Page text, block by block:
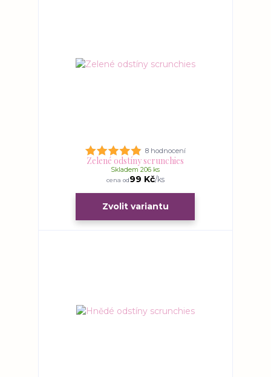
8 hodnocení
Zelené odstíny scrunchies
cena od99 Kč/ks
Skladem 206 ks
Zvolit variantu